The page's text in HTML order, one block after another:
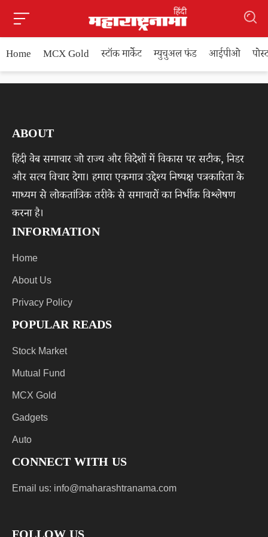
Home MCX Gold स्टॉक मार्केट म्युचुअल फंड आईपीओ
ABOUT
हिंदी वेब समाचार जो राज्य और विदेशों में विकास पर सटीक, निडर
और सत्य विचार देगा। हमारा एकमात्र उद्देश्य निष्पक्ष पत्रकारिता के
माध्यम से लोकतांत्रिक तरीके से समाचारों का निर्भीक विश्लेषण
करना है।
INFORMATION
Home
About Us
Privacy Policy
POPULAR READS
Stock Market
Mutual Fund
MCX Gold
Gadgets
Auto
CONNECT WITH US
Email us: info@maharashtranama.com